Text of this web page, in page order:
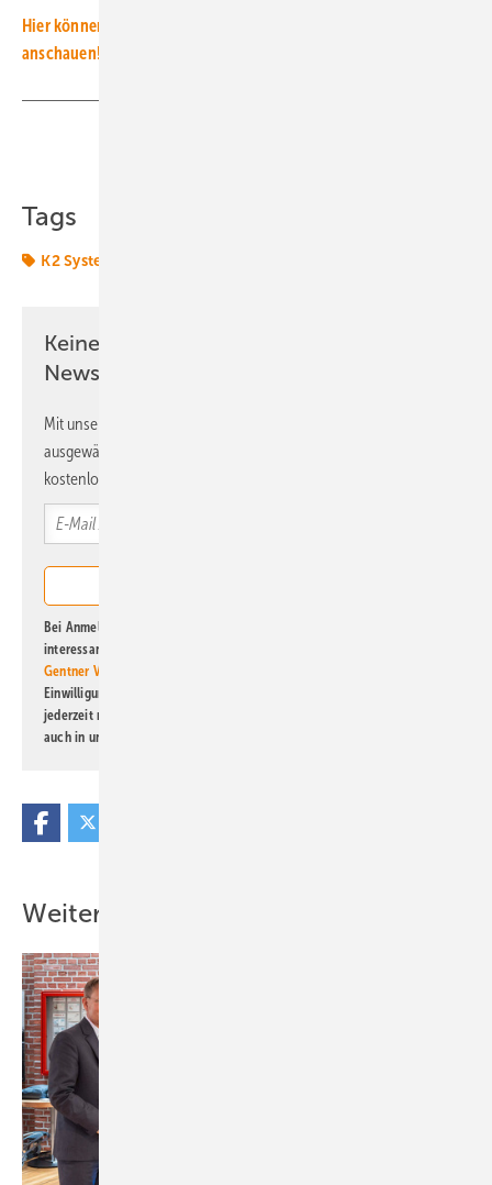
Hier können Sie sich die Aufzeichung des Webinars kostenlos
anschauen!
Tags
K2 Systems
Keine Zeit? Kein Problem mit dem ERE
Newsletter!
Mit unserem Newsletter erhalten Sie regelmäßig von uns
ausgewählte Informationen und Neuigkeiten, gebündelt und
kostenlos direkt ins Postfach.
Bei Anmeldung zu diesem Newsletter bin ich damit einverstanden, über
interessante Verlags- und Online-Angebote
Gentner Verlag GmbH & Co. KG
Einwilligung kann ich jederzeit widerrufen und eine Abmeldung ist
jederzeit möglich. Informationen zum Umgang mit Daten finden Sie
auch in unserer
Weitere Inhalte